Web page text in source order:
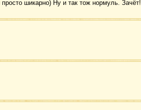
шикарно) Ну и так тож нормуль. Зачёт!